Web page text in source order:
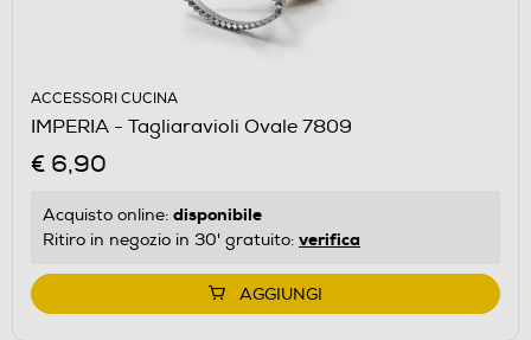
ACCESSORI CUCINA
IMPERIA - Tagliaravioli Ovale 7809
€ 6,90
Acquisto online: disponibile
Ritiro in negozio in 30' gratuito: verifica
AGGIUNGI